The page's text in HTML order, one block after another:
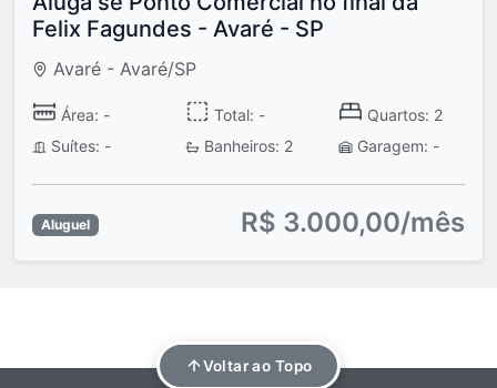
Felix Fagundes - Avaré - SP
Avaré - Avaré/SP
Área: - Total: -
Quartos: 2
Suítes: -
Banheiros: 2 Garagem: -
Aluguel R$ 3.000,00/mês
Voltar ao Topo